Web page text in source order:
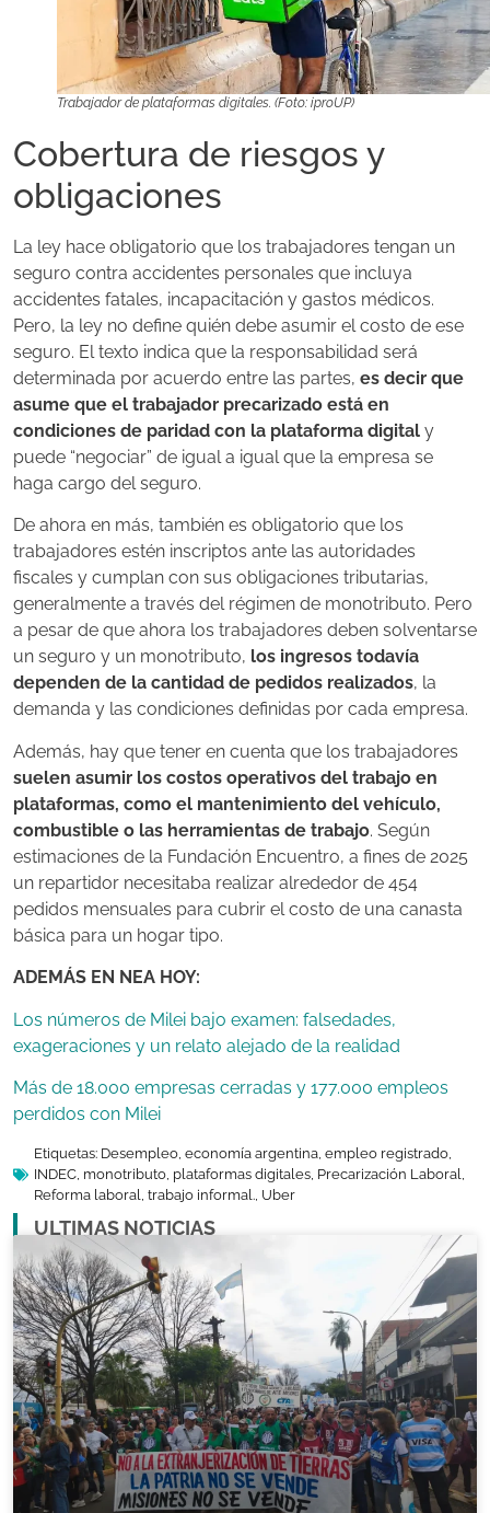
Trabajador de plataformas digitales. (Foto: iproUP)
Cobertura de riesgos y
obligaciones
La ley hace obligatorio que los trabajadores tengan un
seguro contra accidentes personales que incluya
accidentes fatales, incapacitación y gastos médicos.
Pero, la ley no define quién debe asumir el costo de ese
seguro. El texto indica que la responsabilidad será
determinada por acuerdo entre las partes, es decir que
asume que el trabajador precarizado está en
condiciones de paridad con la plataforma digital y
puede “negociar” de igual a igual que la empresa se
haga cargo del seguro.
De ahora en más, también es obligatorio que los
trabajadores estén inscriptos ante las autoridades
fiscales y cumplan con sus obligaciones tributarias,
generalmente a través del régimen de monotributo. Pero
a pesar de que ahora los trabajadores deben solventarse
un seguro y un monotributo, los ingresos todavía
dependen de la cantidad de pedidos realizados, la
demanda y las condiciones definidas por cada empresa.
Además, hay que tener en cuenta que los trabajadores
suelen asumir los costos operativos del trabajo en
plataformas, como el mantenimiento del vehículo,
combustible o las herramientas de trabajo. Según
estimaciones de la Fundación Encuentro, a fines de 2025
un repartidor necesitaba realizar alrededor de 454
pedidos mensuales para cubrir el costo de una canasta
básica para un hogar tipo.
ADEMÁS EN NEA HOY:
Los números de Milei bajo examen: falsedades,
exageraciones y un relato alejado de la realidad
Más de 18.000 empresas cerradas y 177.000 empleos
perdidos con Milei
Etiquetas: Desempleo, economía argentina, empleo registrado,
INDEC, monotributo, plataformas digitales, Precarización Laboral,
Reforma laboral, trabajo informal., Uber
ULTIMAS NOTICIAS